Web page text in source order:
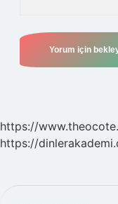
https://
https://